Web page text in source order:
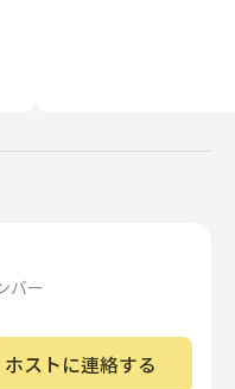
バー
ホストに連絡する